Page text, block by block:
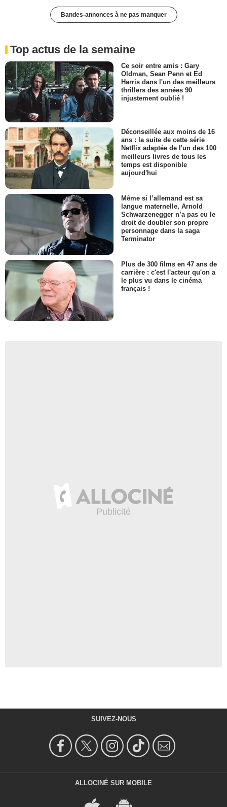
Bandes-annonces à ne pas manquer
Top actus de la semaine
Ce soir entre amis : Gary
Oldman, Sean Penn et Ed
Harris dans l'un des meilleurs
thrillers des années 90
injustement oublié !
Déconseillée aux moins de 16
ans : la suite de cette série
Netflix adaptée de l'un des 100
meilleurs livres de tous les
temps est disponible
aujourd'hui
Même si l’allemand est sa
langue maternelle, Arnold
Schwarzenegger n’a pas eu le
droit de doubler son propre
personnage dans la saga
Terminator
Plus de 300 films en 47 ans de
carrière : c'est l'acteur qu'on a
le plus vu dans le cinéma
français !
SUIVEZ-NOUS
ALLOCINÉ SUR MOBILE